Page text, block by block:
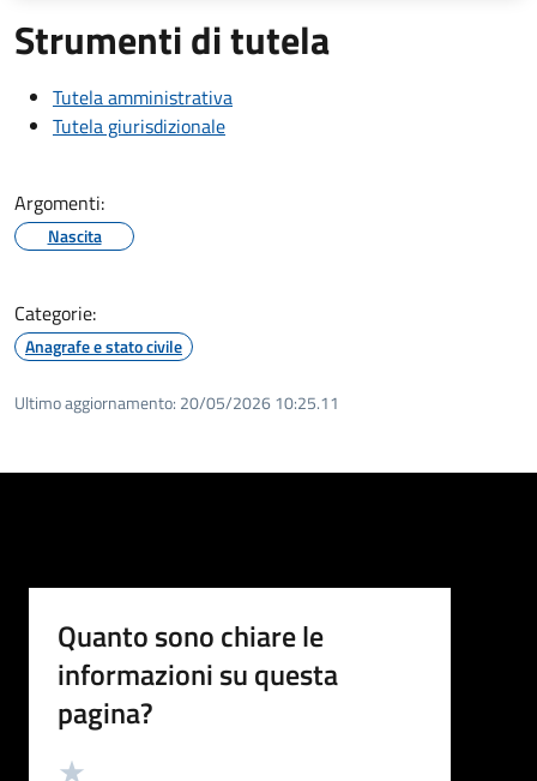
Strumenti di tutela
Tutela amministrativa
Tutela giurisdizionale
Argomenti:
Nascita
Categorie:
Anagrafe e stato civile
Ultimo aggiornamento: 20/05/2026 10:25.11
Quanto sono chiare le
informazioni su questa
pagina?
Valutazione